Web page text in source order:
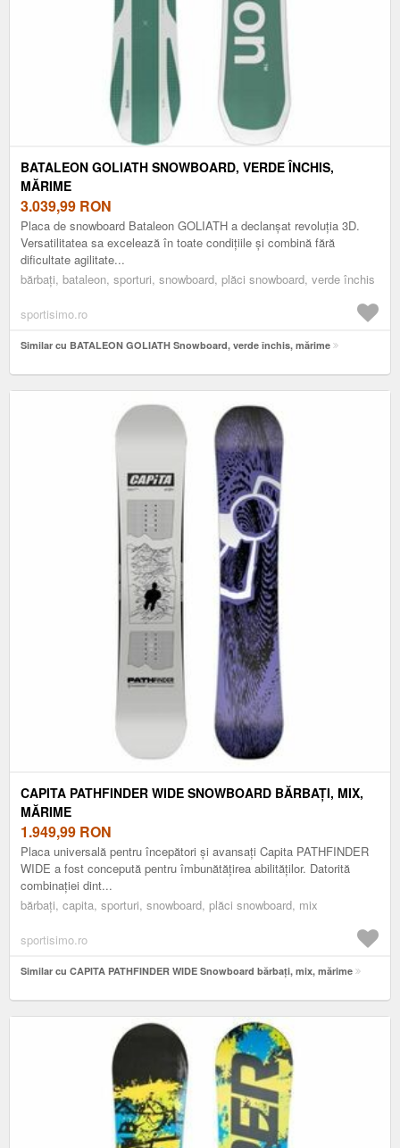
BATALEON GOLIATH SNOWBOARD, VERDE ÎNCHIS,
MĂRIME
3.039,99 RON
Placa de snowboard Bataleon GOLIATH a declanșat revoluția 3D.
Versatilitatea sa excelează în toate condițiile și combină fără
dificultate agilitate...
bărbați, bataleon, sporturi, snowboard, plăci snowboard, verde închis
sportisimo.ro
Similar cu BATALEON GOLIATH Snowboard, verde închis, mărime
CAPITA PATHFINDER WIDE SNOWBOARD BĂRBAȚI, MIX,
MĂRIME
1.949,99 RON
Placa universală pentru începători și avansați Capita PATHFINDER
WIDE a fost concepută pentru îmbunătățirea abilităților. Datorită
combinației dint...
bărbați, capita, sporturi, snowboard, plăci snowboard, mix
sportisimo.ro
Similar cu CAPITA PATHFINDER WIDE Snowboard bărbați, mix, mărime